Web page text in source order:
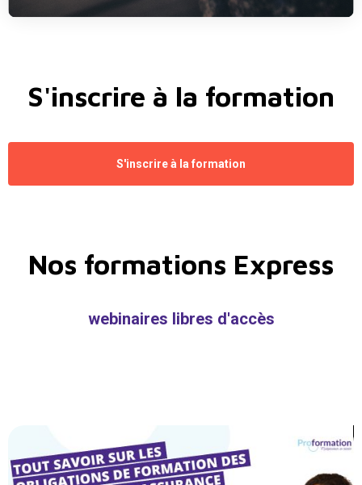
S'inscrire à la formation
S'inscrire à la formation
Nos formations Express
webinaires libres d'accès